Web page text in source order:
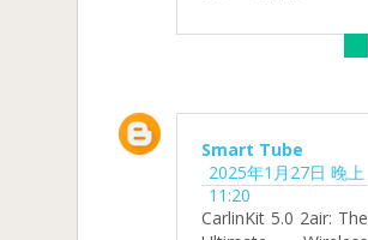
Smart Tube
2025年1月27日 晚上
11:20
CarlinKit 5.0 2air: The